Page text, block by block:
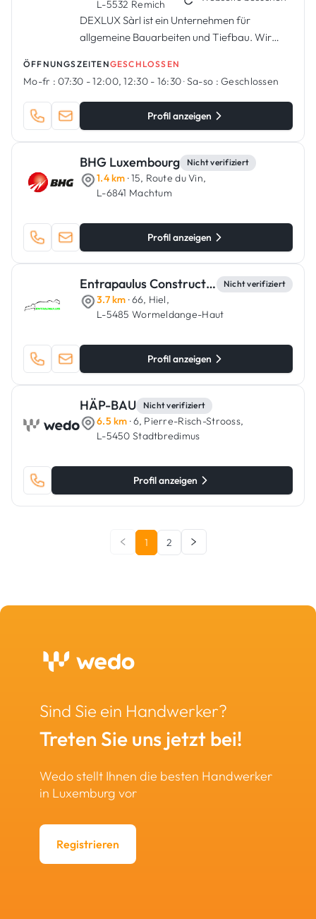
L-5532 Remich
DEXLUX Sàrl ist ein Unternehmen für
allgemeine Bauarbeiten und Tiefbau. Wir
Außenarbeiten, Fliesenverlegung,
Abbrucharbeiten, Rohbauarbeiten,
Terrassen, Einfahrte...
ÖFFNUNGSZEITENGESCHLOSSEN
Mo-fr : 07:30 - 12:00, 12:30 - 16:30·Sa-so : Geschlossen
Profil anzeigen
BHG Luxembourg Nicht verifiziert
1.4 km · 15, Route du Vin,
L-6841 Machtum
Profil anzeigen
Entrapaulus Construction Nicht verifiziert
3.7 km · 66, Hiel,
L-5485 Wormeldange-Haut
Profil anzeigen
HÄP-BAU Nicht verifiziert
6.5 km · 6, Pierre-Risch-Strooss,
L-5450 Stadtbredimus
Profil anzeigen
1 2
Sind Sie ein Handwerker?
Treten Sie uns jetzt bei!
Wedo stellt Ihnen die besten Handwerker
in Luxemburg vor
Registrieren